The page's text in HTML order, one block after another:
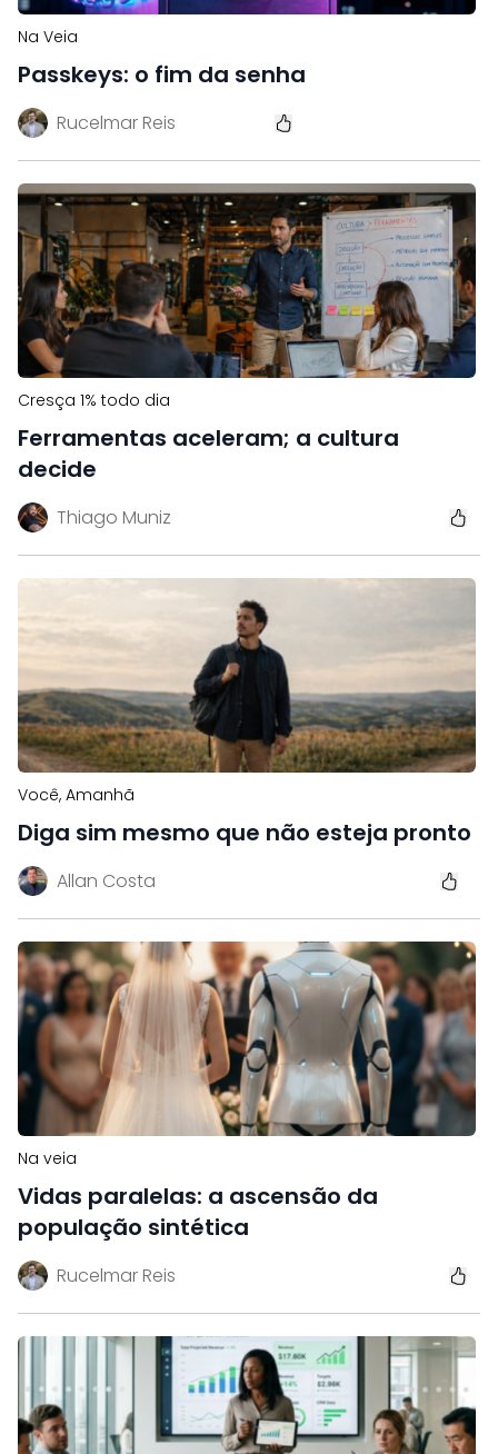
Na Veia
Passkeys: o fim da senha
Rucelmar Reis
Cresça 1% todo dia
Ferramentas aceleram; a cultura
decide
Thiago Muniz
Você, Amanhã
Diga sim mesmo que não esteja pronto
Allan Costa
Na veia
Vidas paralelas: a ascensão da
população sintética
Rucelmar Reis